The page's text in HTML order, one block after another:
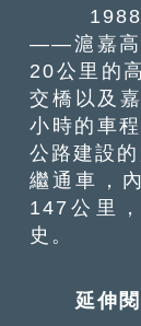
1988年
——滬嘉高
20公里的
交橋以及
小時的車
公路建設
繼通車，
147公里
史。
延伸閱